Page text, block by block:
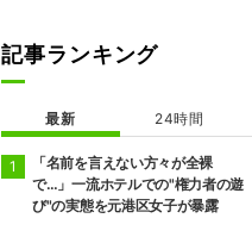
記事ランキング
最新 24時間
「名前を言えない方々が全裸
で…」一流ホテルでの"権力者の遊
び"の実態を元港区女子が暴露